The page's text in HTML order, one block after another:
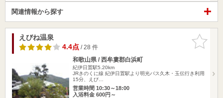
関連情報から探す
お気に入
りに追加
えびね温泉
4.4点/ 28 件
和歌山県 / 西牟婁郡白浜町
紀伊日置駅5.20km
JRきのくに線 紀伊日置駅より明光バス久木・玉伝行き利用
15分、えび…
営業時間 10:30～18:00
入浴料金 600円～